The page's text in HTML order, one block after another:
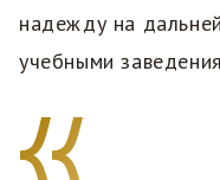
надежду на
учебными